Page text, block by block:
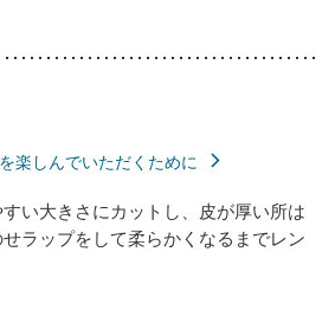
楽しんでいただくために
い大きさにカットし、皮が厚い所は
ラップをして柔らかくなるまでレン